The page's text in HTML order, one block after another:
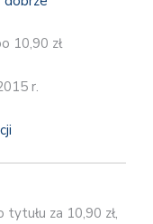
10,90 zł
r.
za 10,90 zł,